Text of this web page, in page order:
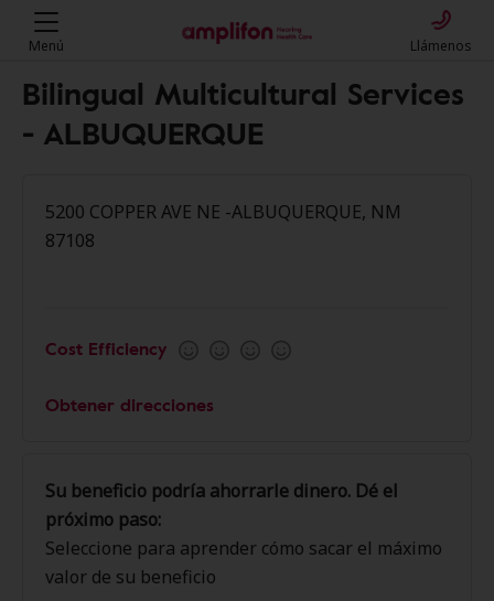
Menú Llámenos
Bilingual Multicultural Services
- ALBUQUERQUE
5200 COPPER AVE NE -ALBUQUERQUE, NM
87108
Cost Efficiency
Obtener direcciones
Su beneficio podría ahorrarle dinero. Dé el
próximo paso:
Seleccione para aprender cómo sacar el máximo
valor de su beneficio